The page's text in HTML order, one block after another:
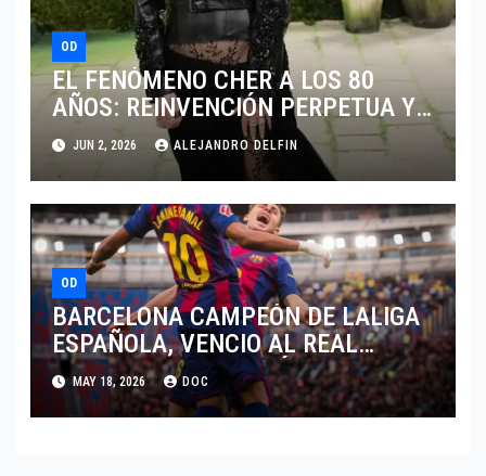
OD
EL FENÓMENO CHER A LOS 80
AÑOS: REINVENCIÓN PERPETUA Y
LA REALIDAD DE UNA DIVA EN 2026
JUN 2, 2026 ALEJANDRO DELFIN
OD
BARCELONA CAMPEÓN DE LALIGA
ESPAÑOLA, VENCIO AL REAL
MADRID Y SE CORONÓ
MAY 18, 2026 DOC